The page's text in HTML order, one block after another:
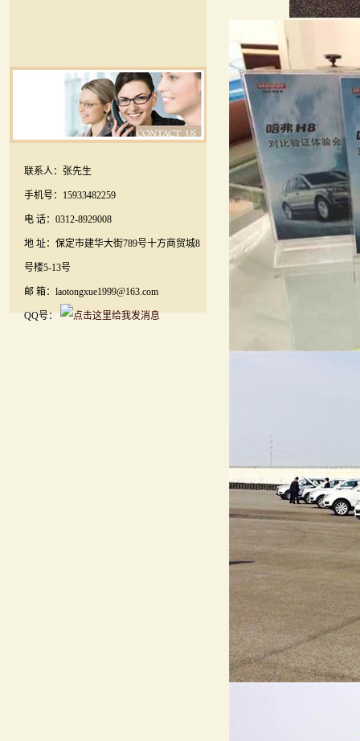
联系人：张先生
手机号：15933482259
电 话：0312-8929008
地 址：保定市建华大街789号十方商贸城8
号楼5-13号
邮 箱：laotongxue1999@163.com
QQ号：